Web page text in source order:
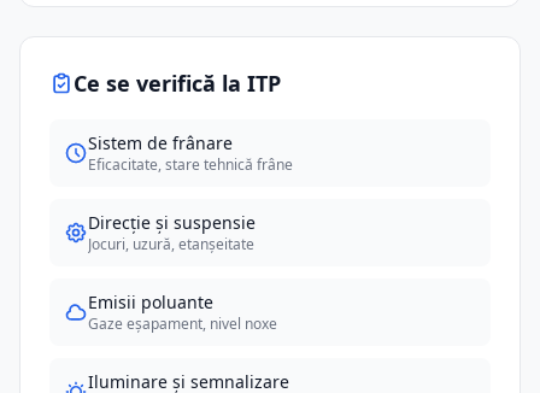
Ce se verifică la ITP
Sistem de frânare
Eficacitate, stare tehnică frâne
Direcție și suspensie
Jocuri, uzură, etanșeitate
Emisii poluante
Gaze eșapament, nivel noxe
Iluminare și semnalizare